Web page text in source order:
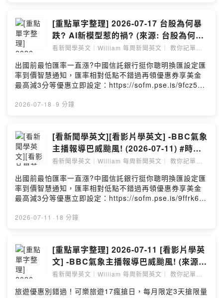
%E6%B3%95%E5%9C%8B%E5%90%91%E6%AD%90
%E7%9B%9F%E6%B1%82%E6%8F%B4-flash-cards/?
i=c3c29&x=1qqt 大量閱讀, 才能有效提升英語能力 結合
時事, 讓你的閱讀更加生活化 William老師畢業於美國賓州
大學英語教學碩士 擁有10多年的英語教學經驗 跟著我一
起, 每周看新聞, 學英文 帶你了解時事, 也了解相關英文單
字 新聞來源:
Hosting provided by SoundOn
的Podcast 頻道, 用YouTube收看會有最好的學習效果喔
➡️EF Hello 提供給 William 粉絲的[6折] [終生使用] 獨家
優惠只要NT$2999，折扣網址
https://shorturl.at/QYDaE ➡️最近股票市場大跌, 大家還
好嗎? ➡️CNN提供了一個看法, 分析股票大跌的其中一個原
因 ➡️快來看看參考了解一下吧 ➡️單字背了就忘? 句子看了
不懂? 收看我的影片, 相信能解決你的學習痛點!! ➡️加入
會員連
結: https://www.youtube.com/channel/UCy4rREatQSu
喔 💥更長的文章解析 💥單字小測驗無期限 💥精美講義
無期限 (上面有整理好影片的文章跟單字, 資訊量豐富) 💥
若當月業務較繁忙, 我會優先上架會員限定影片 一個月只
要基本45元 ( 若想支持我的同學還有75元跟150元可選擇)
篇新聞講義: (講義提供一周, 歡迎加入會員, 會另外提供無
期限的講義網址喔)
https://drive.google.com/file/d/1YINKU66NTQvG9qgw
單字神兵利器Quizlet APP, William 幫你把影片全部的單
%E5%8F%B0%E8%82%A1%E7%82%BA%E4%BD%95
%E6%9A%B4%E8%B7%8C-
ai%E6%96%B0%E6%A8%A1%E5%9E%8B%E6%83%B
9%E7%9A%84%E7%A6%8D-flash-cards/?
i=c3c29&x=1qqt 大量閱讀, 才能有效提升英語能力 結合
[重點單字整理] 2026-07-17 台股為何暴
跌? AI新模型惹的禍? (來源: 台股為何暴
跌? AI新模型惹的禍?)
看新聞學英文｜William 每周新聞英文｜ 教你記單字
出國前最怕匯率一直漲?中國信託銀行挺你聰明換匯設定匯
率到價智慧通知，匯率相對低點不錯過再領優惠券享美金
最高減3分等優惠立即設定：https://sofm.pse.is/9fcz57
情況審慎投資。完整注意事項詳見網站資訊。 -- 旅遊優惠
你，肯定要每個月鎖定！https://sofm.pse.is/9epdey －
－－－以上為 SoundOn 動態廣告－－－－ 來源新聞講解
影片: https://youtu.be/3Ldyq4bNf7Y 本篇單字涵蓋新
聞單字 + William 老師額外補充的單字 由Notebook LM
整理製作影片 **整理的相當不錯! ** **給認真的同學們
多一個學習管道喔 ** --Hosting provided by SoundOn
2026-07-18 · 9 分鐘
[看新聞學英文][看影片學英文] -BBC氣象
主播報導巴威颱風! (2026-07-11) #時事
英文 #英文閱讀 #英文單字 #英語學習
看新聞學英文｜William 每周新聞英文｜ 教你記單字
出國前最怕匯率一直漲?中國信託銀行挺你聰明換匯設定匯
率到價智慧通知，匯率相對低點不錯過再領優惠券享美金
最高減3分等優惠立即設定：https://sofm.pse.is/9ffrk6投
況審慎投資。完整注意事項詳見網站資訊。 -- 旅遊優惠別
你，肯定要每個月鎖定！https://sofm.pse.is/9epaks －
－－－以上為 SoundOn 動態廣告－－－－ ➡️本篇新聞
YouTube連結: https://youtu.be/EEmTEmyUGcg ➡️單
字整理影片: https://youtu.be/SPI9b8g1lmo ➡️ 這是跟
YouTube 同步的Podcast 頻道, 用YouTube收看會有最好
2026-07-11 · 18 分鐘
[重點單字整理] 2026-07-11 [看影片學英
文] -BBC氣象主播報導巴威颱風! (來源:
[看影片學英文] -BBC氣象主播報導巴威
颱風!)
看新聞學英文｜William 每周新聞英文｜ 教你記單字
旅遊優惠別錯過！可樂旅遊17瘋搶日，每月限定3天搶限量